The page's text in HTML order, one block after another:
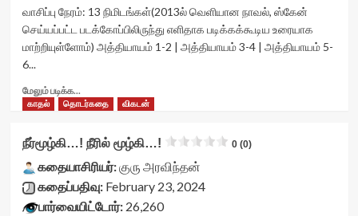
data-
rating='0'
data-
rater-
rater-
postid='42874'
rater-
readonly='true'
data-
readonly-
attribute='true'
<div
class='yasr-
stars-
title
stars'
id='yasr-
votes-
readonly-
rater-
966b373733aca'
data-
வாசிப்பு நேரம்: 13 நிமிடங்கள்(2013ல் வெளியான நாவல், ஸ்கேன்
செய்யப்பட்ட படக்கோப்பிலிருந்து எளிதாக படிக்கக்கூடிய உரையாக
மாற்றியுள்ளோம்) அத்தியாயம் 1-2 | அத்தியாயம் 3-4 | அத்தியாயம் 5-
6...
மேலும் படிக்க...
more
வாணியைச்
சரணடைந்தேன்<div
class="yasr-
vv-
stars-
title-
காதல் தொடர்கதை விகடன்
நீர்மூழ்கி…! நீரில் மூழ்கி…! 0 (0)
கதையாசிரியர்:குரு அரவிந்தன்
கதைப்பதிவு:February 23, 2024
பார்வையிட்டோர்:26,260